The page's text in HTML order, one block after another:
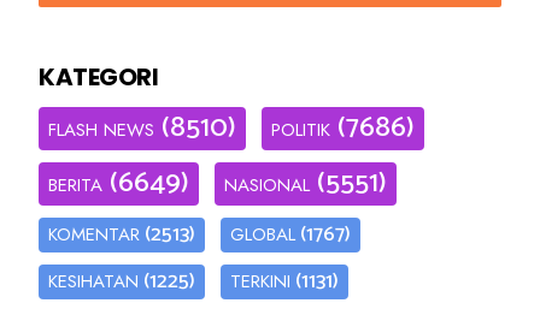
KATEGORI
FLASH NEWS (8510) POLITIK (7686)
BERITA (6649) NASIONAL (5551)
KOMENTAR (2513) GLOBAL (1767)
KESIHATAN (1225) TERKINI (1131)